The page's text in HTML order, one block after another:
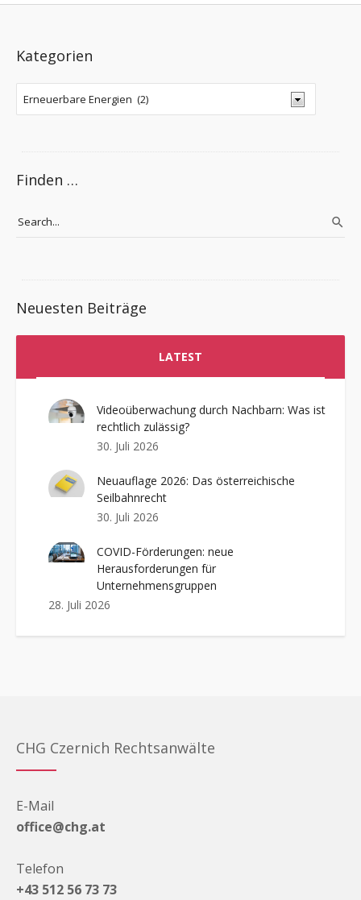
Kategorien
Finden …
Neuesten Beiträge
LATEST
Videoüberwachung durch Nachbarn: Was ist
rechtlich zulässig?
30. Juli 2026
Neuauflage 2026: Das österreichische
Seilbahnrecht
30. Juli 2026
COVID-Förderungen: neue
Herausforderungen für
Unternehmensgruppen
28. Juli 2026
CHG Czernich Rechtsanwälte
E-Mail
office@chg.at
Telefon
+43 512 56 73 73